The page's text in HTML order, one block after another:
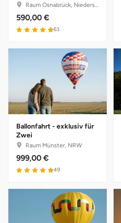
Raum Osnabrück, Niedersachsen
590,00 €
63
Ballonfahrt - exklusiv für
Zwei
Raum Münster, NRW
999,00 €
49